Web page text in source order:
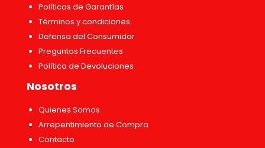
Políticas de Garantías
Términos y condiciones
Defensa del Consumidor
Preguntas Frecuentes
Política de Devoluciones
Nosotros
Quienes Somos
Arrepentimiento de Compra
Contacto